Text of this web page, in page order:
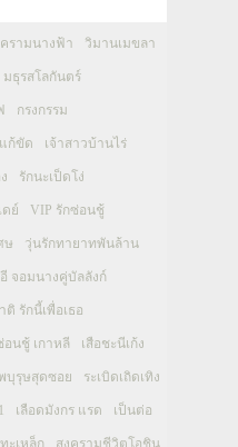
รามนางฟ้า วิมานเมขลา
มธุรสโลกันตร์
กรงกรรม
ก้ขัด เจ้าสาวบ้านไร่
รักนะเป็ดโง่
ดย์ VIP รักซ่อนชู้
ษ วุ่นรักทายาทพันล้าน
จอมนางคู่บัลลังก์
ติ รักนี้เพื่อเธอ
อนชู้ เกาหลี เสือชะนีเก้ง
บุรุษสุดซอย ระเบิดเถิดเทิง
เลือดมังกร แรด เป็นต่อ
ะเหล็ก สงครามชีวิตโอชิน